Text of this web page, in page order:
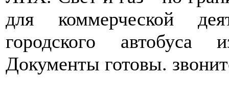
для коммерческой
городского
Документы готовы.